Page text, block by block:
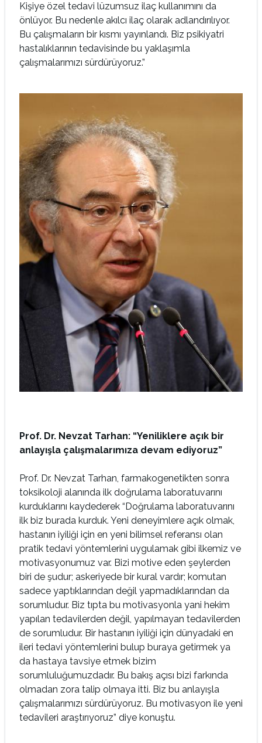
Kişiye özel tedavi lüzumsuz ilaç kullanımını da
önlüyor. Bu nedenle akılcı ilaç olarak adlandırılıyor.
Bu çalışmaların bir kısmı yayınlandı. Biz psikiyatri
hastalıklarının tedavisinde bu yaklaşımla
çalışmalarımızı sürdürüyoruz.”
Prof. Dr. Nevzat Tarhan: “Yeniliklere açık bir
anlayışla çalışmalarımıza devam ediyoruz”
Prof. Dr. Nevzat Tarhan, farmakogenetikten sonra
toksikoloji alanında ilk doğrulama laboratuvarını
kurduklarını kaydederek “Doğrulama laboratuvarını
ilk biz burada kurduk. Yeni deneyimlere açık olmak,
hastanın iyiliği için en yeni bilimsel referansı olan
pratik tedavi yöntemlerini uygulamak gibi ilkemiz ve
motivasyonumuz var. Bizi motive eden şeylerden
biri de şudur; askeriyede bir kural vardır; komutan
sadece yaptıklarından değil yapmadıklarından da
sorumludur. Biz tıpta bu motivasyonla yani hekim
yapılan tedavilerden değil, yapılmayan tedavilerden
de sorumludur. Bir hastanın iyiliği için dünyadaki en
ileri tedavi yöntemlerini bulup buraya getirmek ya
da hastaya tavsiye etmek bizim
sorumluluğumuzdadır. Bu bakış açısı bizi farkında
olmadan zora talip olmaya itti. Biz bu anlayışla
çalışmalarımızı sürdürüyoruz. Bu motivasyon ile yeni
tedavileri araştırıyoruz” diye konuştu.